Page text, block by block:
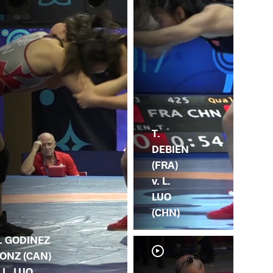
GODINEZ
(CAN)
T.
DEBIEN
(FRA)
v. L.
LUO
(CHN)